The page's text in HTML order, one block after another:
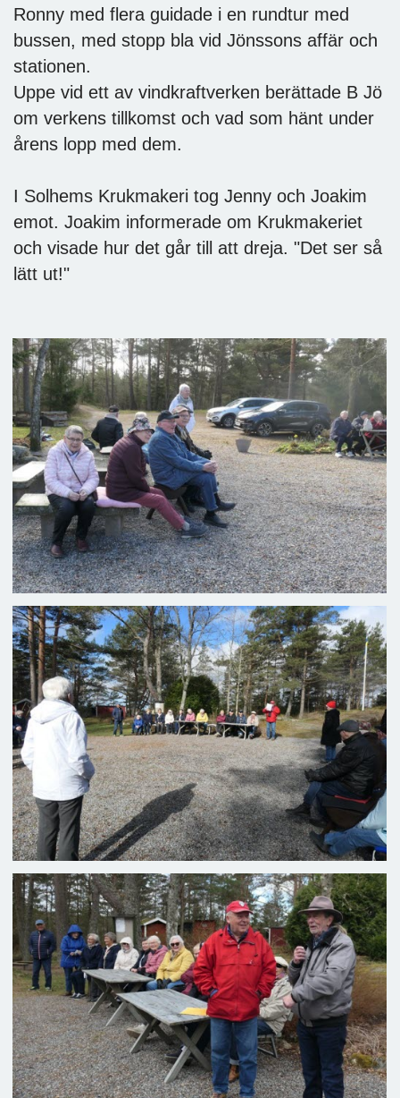
Ronny med flera guidade i en rundtur med
bussen, med stopp bla vid Jönssons affär och
stationen.
Uppe vid ett av vindkraftverken berättade B Jö
om verkens tillkomst och vad som hänt under
årens lopp med dem.
I Solhems Krukmakeri tog Jenny och Joakim
emot. Joakim informerade om Krukmakeriet
och visade hur det går till att dreja. "Det ser så
lätt ut!"